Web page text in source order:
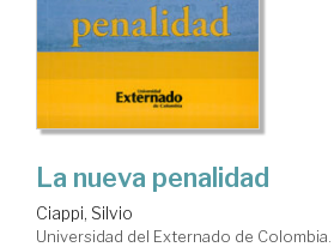
La nueva penalidad
Ciappi, Silvio
Universidad del Externado de